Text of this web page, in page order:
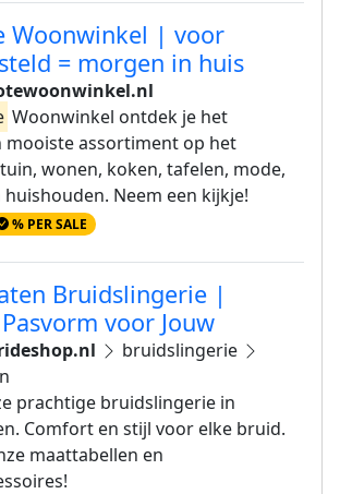
Woonwinkel | voor
= morgen in huis
Woonwinkel ontdek je het
mooiste assortiment op het
wonen, koken, tafelen, mode,
huishouden. Neem een kijkje!
% PER SALE
Bruidslingerie |
voor Jouw
bruidslingerie
prachtige bruidslingerie in
Comfort en stijl voor elke bruid.
maattabellen en